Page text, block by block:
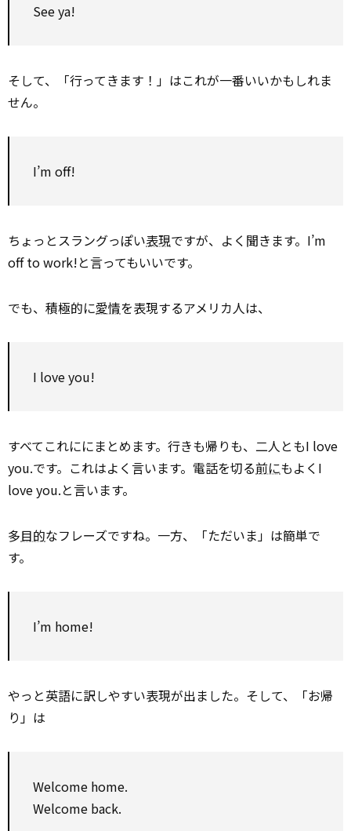
See ya!
そして、「行ってきます！」はこれが一番いいかもしれま
せん。
I’m off!
ちょっとスラングっぽい表現ですが、よく聞きます。I’m
off to work!と言ってもいいです。
でも、積極的に愛情を表現するアメリカ人は、
I love you!
すべてこれににまとめます。行きも帰りも、二人ともI love
you.です。これはよく言います。電話を切る前にもよくI
love you.と言います。
多目的なフレーズですね。一方、「ただいま」は簡単で
す。
I’m home!
やっと英語に訳しやすい表現が出ました。そして、「お帰
り」は
Welcome home.
Welcome back.